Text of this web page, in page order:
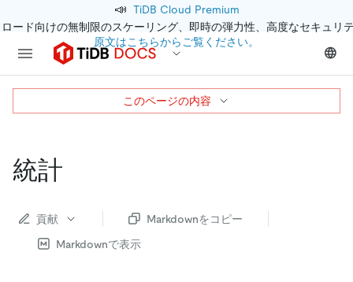
📣 TiDB Cloud Premium
ード向けの無制限のスケーリング、即時の弾力性、高度なセキュリ
原文はこちらからご覧ください。
統計
貢献
Markdownをコピー
Markdownで表示
このページの内容